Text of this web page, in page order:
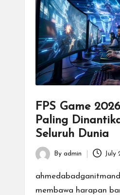
FPS Game
Paling
Seluruh Dunia
Posted
by
By admin July
membawa harapan